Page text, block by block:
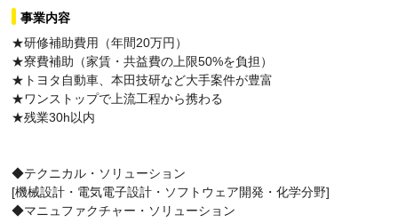
事業内容
★研修補助費用（年間20万円）
★寮費補助（家賃・共益費の上限50%を負担）
★トヨタ自動車、本田技研など大手案件が豊富
★ワンストップで上流工程から携わる
★残業30h以内
◆テクニカル・ソリューション
[機械設計・電気電子設計・ソフトウェア開発・化学分野]
◆マニュファクチャー・ソリューション